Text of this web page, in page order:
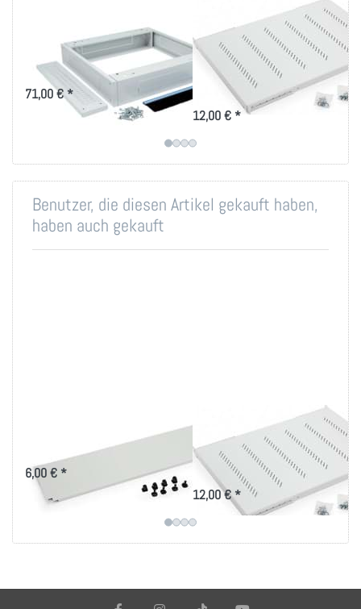
versch. Größen
für Triton-Schränke RMA und RZA
71,00 € *
19 Zoll Fachboden
bis 80kg Belastung
in versch. Tiefen
Ablage-Tablar 150 bis 950mm
Tiefe für 19 Zoll IT-Schränke
12,00 € *
Benutzer, die diesen Artikel gekauft haben,
haben auch gekauft
Kunstoffclips
6,00 € *
19 Zoll Fachboden
bis 80kg Belastung
in versch. Tiefen
12,00 € *